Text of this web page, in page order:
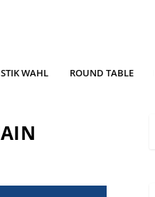
WAHL ROUND TABLE